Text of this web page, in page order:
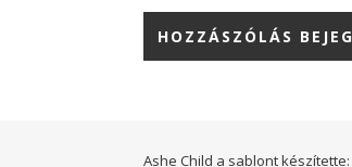
Ashe Child a sablont készítette: